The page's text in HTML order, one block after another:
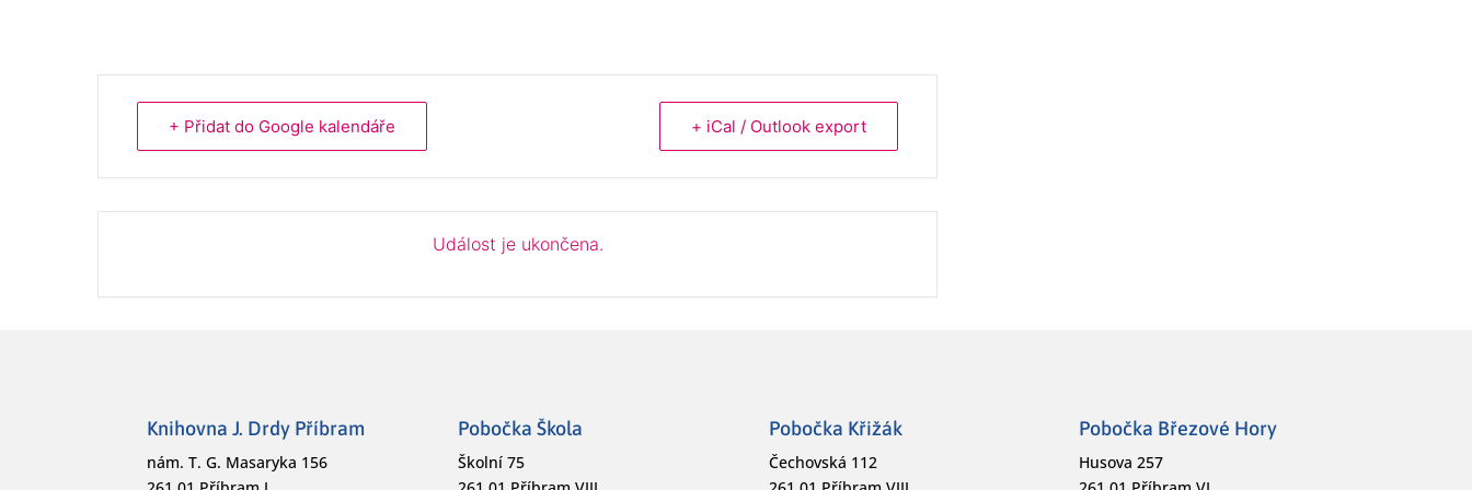
+ Přidat do Google kalendáře + iCal / Outlook export
Událost je ukončena.
Knihovna J. Drdy Příbram
nám. T. G. Masaryka 156
Pobočka Škola
Školní 75
Pobočka Křižák
Čechovská 112
Pobočka Březové Hory
Husova 257